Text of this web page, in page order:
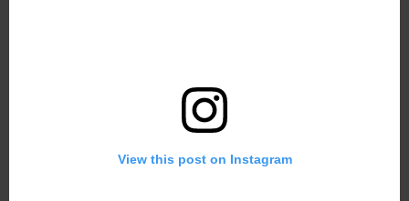
View this post on Instagram